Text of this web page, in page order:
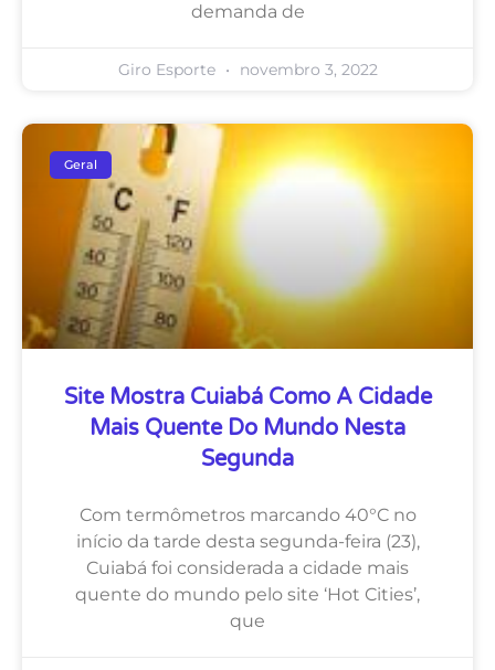
demanda de
Giro Esporte novembro 3, 2022
Geral
Site Mostra Cuiabá Como A Cidade
Mais Quente Do Mundo Nesta
Segunda
Com termômetros marcando 40°C no
início da tarde desta segunda-feira (23),
Cuiabá foi considerada a cidade mais
quente do mundo pelo site ‘Hot Cities’,
que